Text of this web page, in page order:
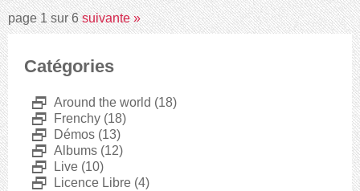
page 1 sur 6 suivante »
Catégories
D Around the world (18)
D Frenchy (18)
D Démos (13)
D Albums (12)
D Live (10)
D Licence Libre (4)